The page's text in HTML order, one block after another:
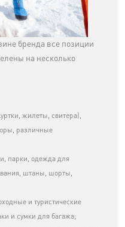
бренда все позиции
на несколько
жилеты, свитера),
различные
парки, одежда для
штаны, шорты,
и туристические
и сумки для багажа;